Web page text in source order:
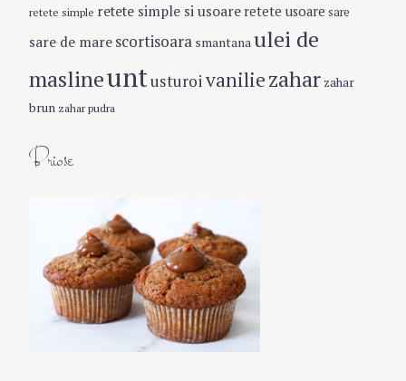
retete simple retete simple si usoare retete usoare sare
sare de mare scortisoara smantanaulei de
maslineuntusturoivaniliezahar zahar
brun zahar pudra
Briose